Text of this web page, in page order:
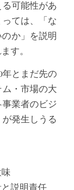
可能性があ
ては、「な
か」を説明
す。
年とまだ先の
・市場の大
業者のビジ
発生しうる
説明責任